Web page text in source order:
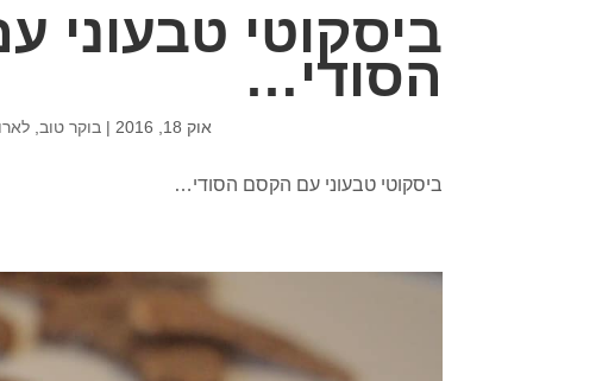
ביסקוטי טבעוני
הסודי…
אוק 18, 2016 | בוקר טוב ,
ביסקוטי טבעוני עם הקסם הסודי…